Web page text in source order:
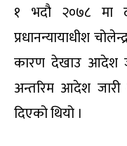
१ भदौ २०७८ मा
प्रधानन्यायाधीश
कारण देखाउ आदेश
अन्तरिम आदेश जारी
दिएको थियो ।